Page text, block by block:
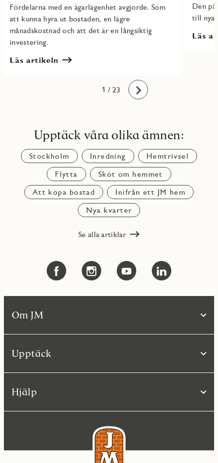
Fördelarna med en ägarlägenhet avgjorde. Som
att kunna hyra ut bostaden, en lägre
månadskostnad och att det är en långsiktig
investering.
Läs artikeln
Den
till nya
Läs
1
2
3
4
5
6
7
8
9
10
11
12
13
14
15
16
17
18
19
20
21
22
23 / 23 Framåt
Upptäck våra olika ämnen:
Stockholm Inredning
Hemtrivsel
Flytta
Sköt om hemmet
Att köpa bostad
Inifrån ett JM hem
Nya kvarter
Se alla artiklar
Om JM
Upptäck
Hjälp